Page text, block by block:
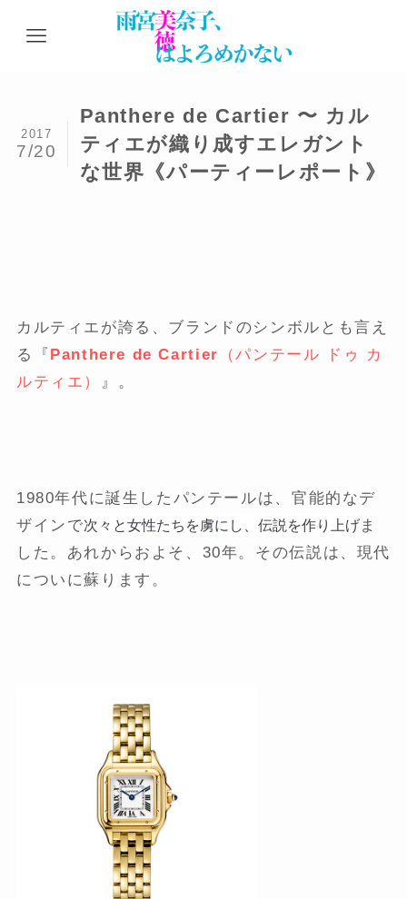
Panthere de Cartier 〜 カル
ティエが織り成すエレガント
な世界《パーティーレポート》
2017
7/20
カルティエが誇る、ブランドのシンボルとも言え
る『 Panthere de Cartier （パンテール ドゥ カ
ルティエ）
』。
1980年代に誕生したパンテールは、官能的なデ
ザインで次々と女性たちを虜にし、伝説を作り上げま
した。あれからおよそ、30年。その伝説は、現代
についに蘇ります。